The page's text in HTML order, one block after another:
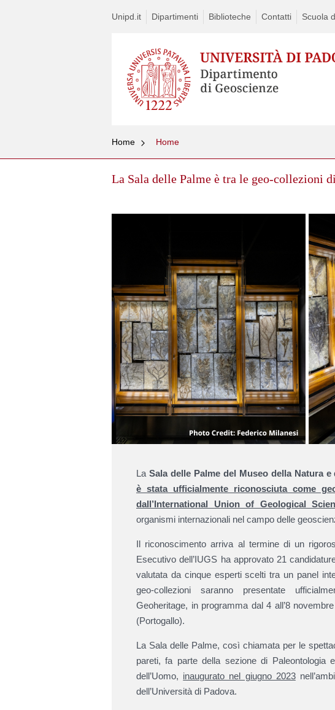
Unipd.it Dipartimenti Biblioteche Contatti Scuola
Home Home
La Sala delle Palme è tra le geo-collezioni
La Sala delle Palme del Museo della Natura e
è stata ufficialmente riconosciuta come
dall’International Union of Geological
organismi internazionali nel campo delle
Il riconoscimento arriva al termine di un
Esecutivo dell’IUGS ha approvato 21
valutata da cinque esperti scelti tra un panel
geo-collezioni saranno presentate
Geoheritage, in programma dal 4 all’8
(Portogallo).
La Sala delle Palme, così chiamata per le
pareti, fa parte della sezione di Paleontologia
dell’Uomo, inaugurato nel giugno 2023
dell’Università di Padova.